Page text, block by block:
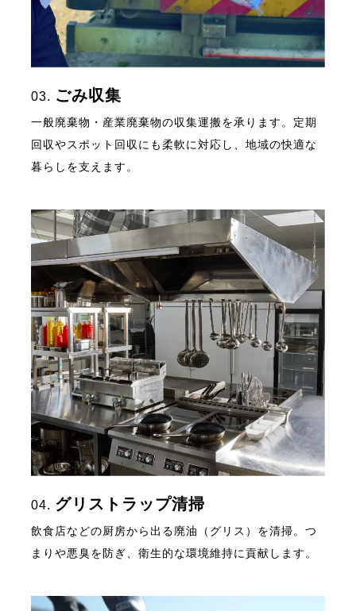
03. ごみ収集
一般廃棄物・産業廃棄物の収集運搬を承ります。定期
回収やスポット回収にも柔軟に対応し、地域の快適な
暮らしを支えます。
04. グリストラップ清掃
飲食店などの厨房から出る廃油（グリス）を清掃。つ
まりや悪臭を防ぎ、衛生的な環境維持に貢献します。